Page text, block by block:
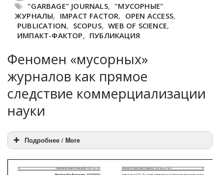
"GARBAGE" JOURNALS, "МУСОРНЫЕ"
ЖУРНАЛЫ, IMPACT FACTOR, OPEN ACCESS,
PUBLICATION, SCOPUS, WEB OF SCIENCE,
ИМПАКТ-ФАКТОР, ПУБЛИКАЦИЯ
Феномен «мусорных»
журналов как прямое
следствие коммерциализации
науки
Подробнее / More